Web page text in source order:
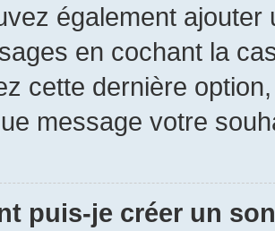
également
en cochant la
cette dernière
message votre
puis-je créer un